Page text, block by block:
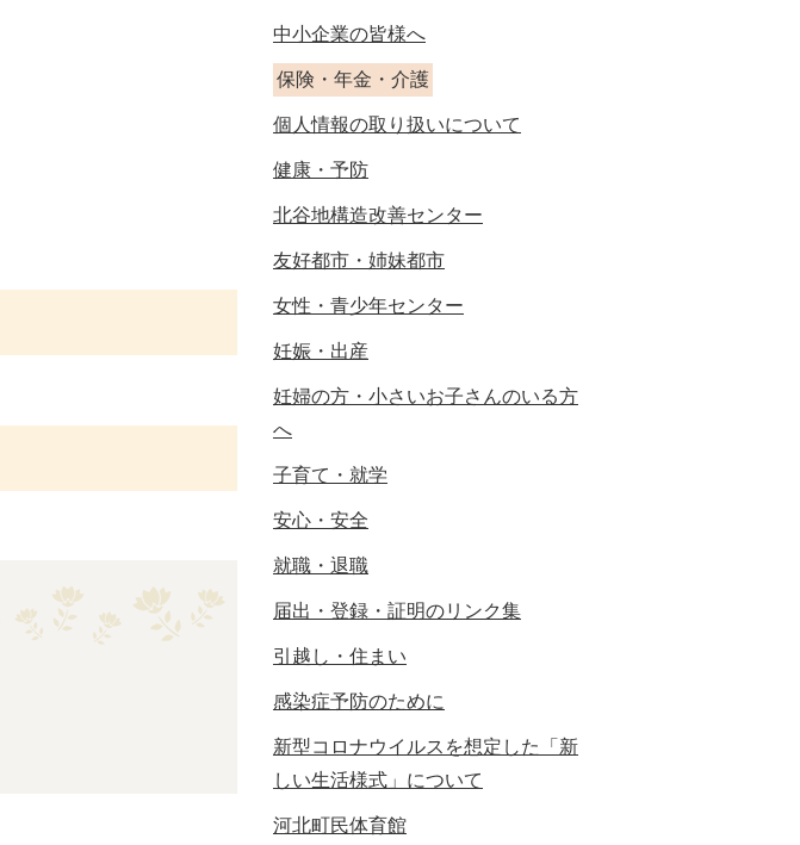
中小企業の皆様へ
保険・年金・介護
個人情報の取り扱いについて
健康・予防
北谷地構造改善センター
友好都市・姉妹都市
女性・青少年センター
妊娠・出産
妊婦の方・小さいお子さんのいる方
へ
子育て・就学
安心・安全
就職・退職
届出・登録・証明のリンク集
引越し・住まい
感染症予防のために
新型コロナウイルスを想定した「新
しい生活様式」について
河北町民体育館